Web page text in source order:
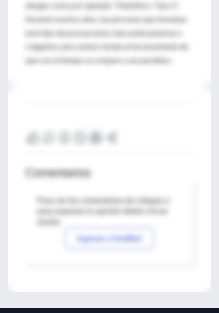
alergia, como por ejemplo "Diabético. Tipo 2".
Durante muchos años, las personas que tomaban
este tipo de precauciones, han usado pulseras o
colgantes, pero ambos tenían el inconveniente de
que con el tiempo se rompen o son perdidos.
Comentarios
Para ver los comentarios de colegas o
Ingresar a IntraMed